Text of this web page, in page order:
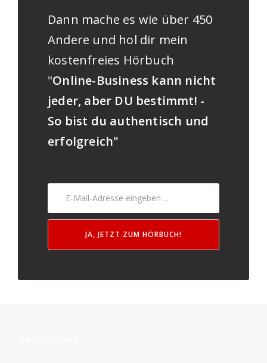
Dann mache es wie über 450
Andere und hol dir mein
kostenfreies Hörbuch
"Online-Business kann nicht
jeder, aber DU bestimmt! -
So bist du authentisch und
erfolgreich"
JA, JETZT ZUM HÖRBUCH!